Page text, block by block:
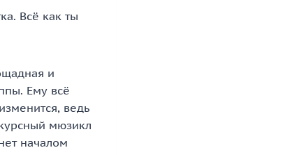
Всё как ты
и
Ему всё
ведь
мюзикл
началом